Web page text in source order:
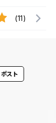
(11)
ポスト